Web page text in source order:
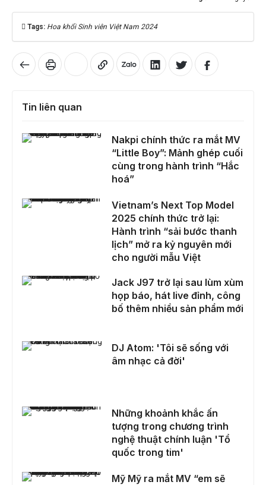
Tags: Hoa khổi Sinh viên Việt Nam 2024
Tin liên quan
Nakpi chính thức ra mắt MV “Little Boy”: Mảnh ghép cuối cùng trong hành trình “Hắc hoá”
Nakpi chính thức ra mắt MV
“Little Boy”: Mảnh ghép cuối
cùng trong hành trình “Hắc
hoá”
Vietnam’s Next Top Model 2025 chính thức trở lại: Hành trình “sải bước thanh lịch” mở ra kỷ nguyên mới cho người mẫu Việt
Vietnam’s Next Top Model
2025 chính thức trở lại:
Hành trình “sải bước thanh
lịch” mở ra kỷ nguyên mới
cho người mẫu Việt
Jack J97 trở lại sau lùm xùm họp báo, hát live đỉnh, công bố thêm nhiều sản phẩm mới
Jack J97 trở lại sau lùm xùm
họp báo, hát live đỉnh, công
bố thêm nhiều sản phẩm mới
DJ Atom: 'Tôi sẽ sống với âm nhạc cả đời'
DJ Atom: 'Tôi sẽ sống với
âm nhạc cả đời'
Những khoảnh khắc ấn tượng trong chương trình nghệ thuật chính luận 'Tổ quốc trong tim'
Những khoảnh khắc ấn
tượng trong chương trình
nghệ thuật chính luận 'Tổ
quốc trong tim'
Mỹ Mỹ ra mắt MV “em sẽ cười tươi vào ngày anh cưới”: Khép lại một hành trình đẹp, mở ra chặng đường mới
Mỹ Mỹ ra mắt MV “em sẽ